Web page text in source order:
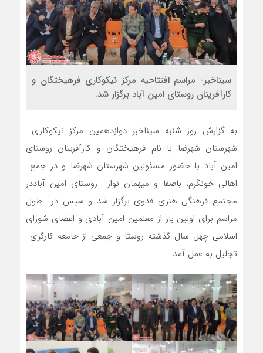
سیناخبر- مراسم افتتاحیه مرکز نیکوکاری فرهیختگان و
کارآفرینان روستای امین آباد برگزار شد.
به گزارش روز شنبه سیناخبر دوازدهمین مرکز نیکوکاری
شهرستان شهرضا با نام فرهیختگان و کارآفرینان روستای
امین آباد با حضور مسئولین شهرستان شهرضا و در جمع
اهالی خونگرم، باصفا و میهمان نواز روستای امین آباددر
مجتمع فرهنگی هنری فدوی برگزار شد و سپس در طول
مراسم برای اولین بار از معلمین امین آبادی و اعضای شورای
اسلامی چهل سال گذشته روستا و جمعی از جامعه کارگری
تجلیل به عمل آمد.